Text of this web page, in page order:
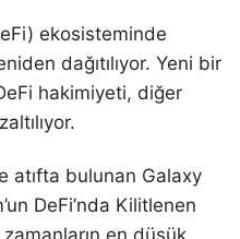
ekosisteminde
dağıtılıyor. Yeni bir
hakimiyeti, diğer
atıfta bulunan Galaxy
DeFi’nda Kilitlenen